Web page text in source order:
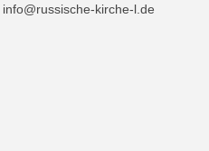
info@russische-kirche-l.de